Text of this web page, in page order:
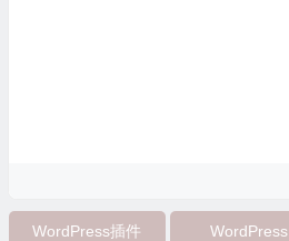
WordPress插件 WordPress